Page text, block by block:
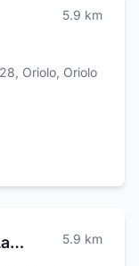
5.9 km
Oriolo, Oriolo
Farmacia Dott.ssa di Lazzaro Francesca e Vitale Francesco 5.9 km